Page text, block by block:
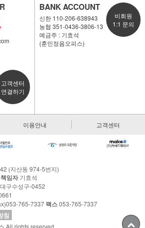
고객센터
연결하기
BANK ACCOUNT
신한 110-206-638943
농협 351-0436-3806-13
예금주 : 기효석
(훈민정음오피스)
비회원
1:1 문의
이용안내 고객센터
(지산동 974-5번지)
임자기효석
구수성구-0452
765-7337팩스053-765-7337
침